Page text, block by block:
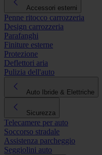
Accessori esterni
Penne ritocco carrozzeria
Design carrozzeria
Parafanghi
Finiture esterne
Protezione
Deflettori aria
Pulizia dell'auto
Auto Ibride & Elettriche
Sicurezza
Telecamere per auto
Soccorso stradale
Assistenza parcheggio
Seggiolini auto